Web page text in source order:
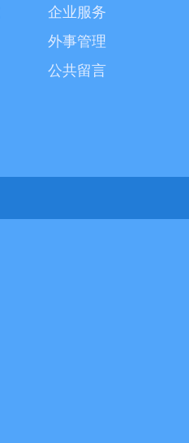
企业服务
外事管理
公共留言